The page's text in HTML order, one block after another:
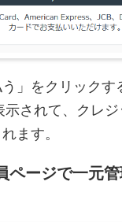
う」をクリック
示されて、クレ
ます。
ページで一元